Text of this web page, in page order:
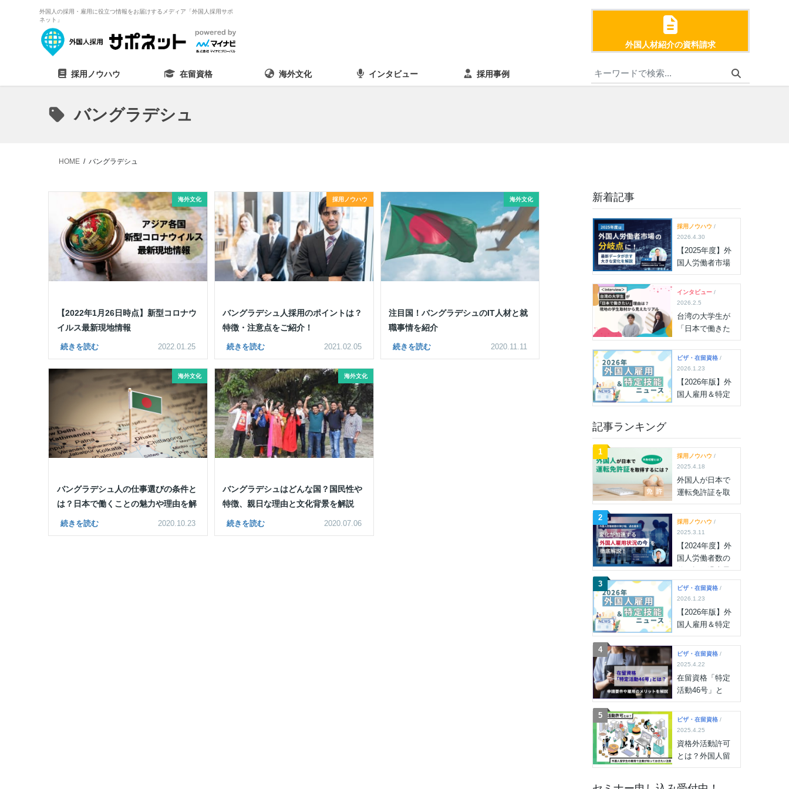
外国人の採用・雇用に役立つ情報をお届けするメディア「外国人採用サポ
ネット」
外国人材紹介の資料請求
採用ノウハウ 在留資格 海外文化 インタビュー 採用事例
バングラデシュ
HOME バングラデシュ
海外文化
2022.01.25
【2022年1月26日時点】新型コロナウ
イルス最新現地情報
続きを読む
採用ノウハウ
2021.02.05
バングラデシュ人採用のポイントは？
特徴・注意点をご紹介！
続きを読む
海外文化
2020.11.11
注目国！バングラデシュのIT人材と就
職事情を紹介
続きを読む
海外文化
2020.10.23
バングラデシュ人の仕事選びの条件と
は？日本で働くことの魅力や理由を解
説
続きを読む
海外文化
2020.07.06
バングラデシュはどんな国？国民性や
特徴、親日な理由と文化背景を解説
続きを読む
新着記事
採用ノウハウ /
2026.4.30
【2025年度】外
国人労働者市場
の“分岐点”に！雇
用状況最新デー
タが示す大きな
変化を解説
インタビュー /
2026.2.5
台湾の大学生が
「日本で働きた
い」理由は？現
地の学生取材か
ら見えたリアル
ビザ・在留資格 /
2026.1.23
【2026年版】外
国人雇用＆特定
技能ニュース
記事ランキング
1 採用ノウハウ /
2025.4.18
外国人が日本で
運転免許証を取
得するには？外
免切替とは？厳
格化の内容も解
説
2 採用ノウハウ /
2025.3.11
【2024年度】外
国人労働者数の
伸び幅は過去最
多！外国人雇用
状況や背景・推
移を徹底解説
3 ビザ・在留資格 /
2026.1.23
【2026年版】外
国人雇用＆特定
技能ニュース
（2026年7月15
日更新）
4 ビザ・在留資格 /
2025.4.22
在留資格「特定
活動46号」と
は？申請要件や
雇用のメリット
を解説
5 ビザ・在留資格 /
2025.4.25
資格外活動許可
とは？外国人留
学生の雇用で企